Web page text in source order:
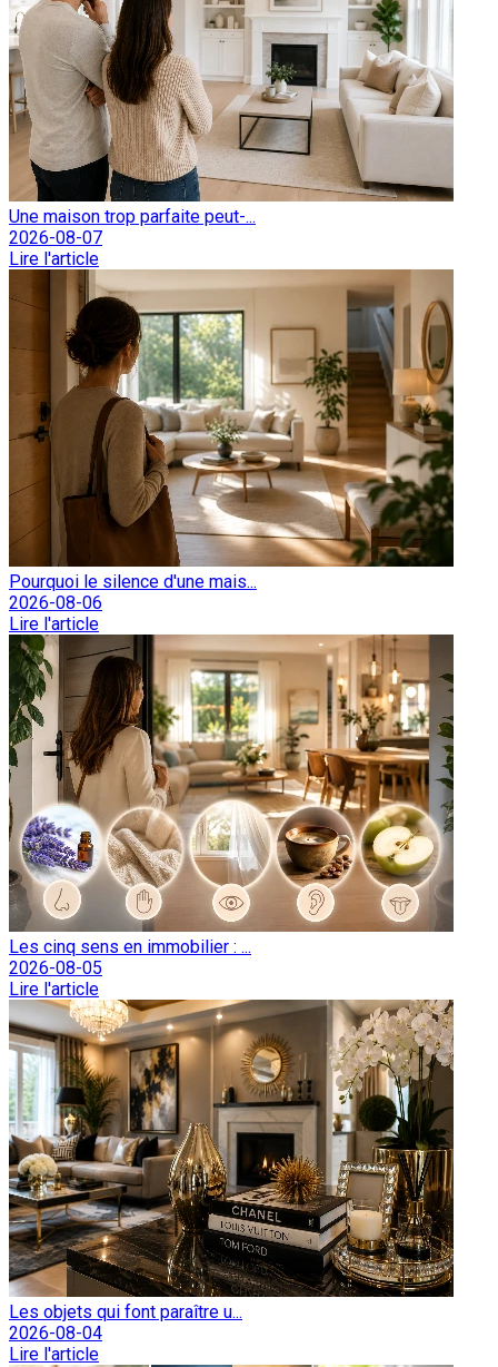
Une maison trop parfaite peut-...
2026-08-07
Lire l'article
Pourquoi le silence d'une mais...
2026-08-06
Lire l'article
Les cinq sens en immobilier : ...
2026-08-05
Lire l'article
Les objets qui font paraître u...
2026-08-04
Lire l'article